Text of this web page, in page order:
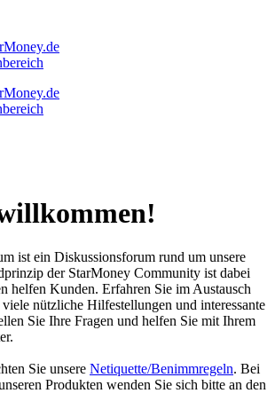
ist ein Diskussionsforum rund um unsere
der StarMoney Community ist dabei
helfen Kunden. Erfahren Sie im Austausch
nützliche Hilfestellungen und interessante
Sie Ihre Fragen und helfen Sie mit Ihrem
Sie unsere Netiquette/Benimmregeln. Bei
Produkten wenden Sie sich bitte an den